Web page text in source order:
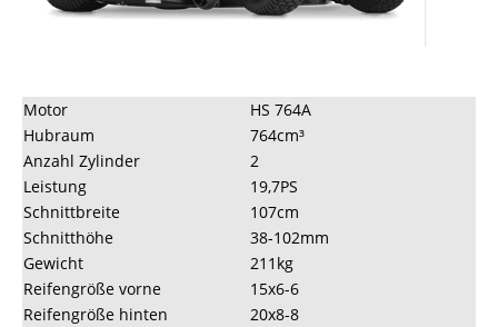
Motor
HS 764A
Hubraum
764cm³
Anzahl Zylinder
2
Leistung
19,7PS
Schnittbreite
107cm
Schnitthöhe
38-102mm
Gewicht
211kg
Reifengröße vorne
15x6-6
Reifengröße hinten
20x8-8